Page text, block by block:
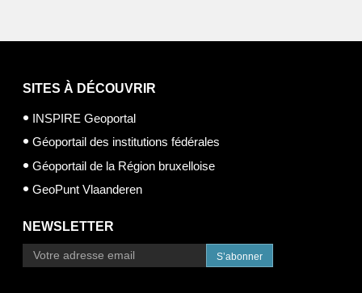
SITES À DÉCOUVRIR
INSPIRE Geoportal
Géoportail des institutions fédérales
Géoportail de la Région bruxelloise
GeoPunt Vlaanderen
NEWSLETTER
S’abonner